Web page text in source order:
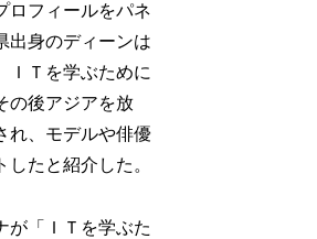
ロフィールをパネ
出身のディーンは
ＩＴを学ぶために
の後アジアを放
れ、モデルや俳優
たと紹介した。
が「ＩＴを学ぶた